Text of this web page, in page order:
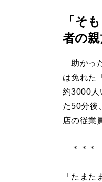
「そ
者の
助かっ
は免れた
約3000人
た50分後
店の従業
＊＊＊
「たま